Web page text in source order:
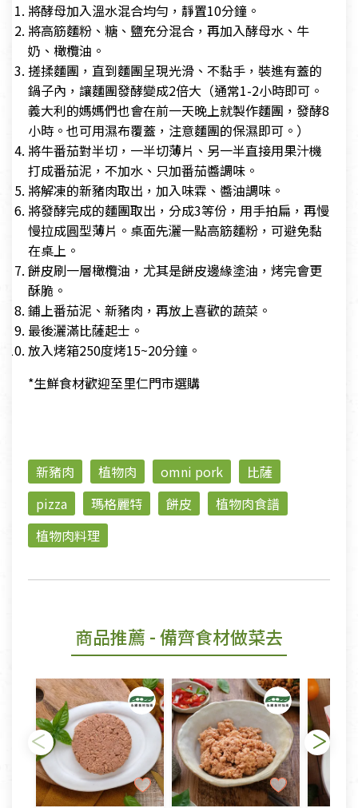
將酵母加入溫水混合均勻，靜置10分鐘。
將高筋麵粉、糖、鹽充分混合，再加入酵母水、牛
奶、橄欖油。
搓揉麵團，直到麵團呈現光滑、不黏手，裝進有蓋的
鍋子內，讓麵團發酵變成2倍大（通常1-2小時即可。
義大利的媽媽們也會在前一天晚上就製作麵團，發酵8
小時。也可用濕布覆蓋，注意麵團的保濕即可。）
將牛番茄對半切，一半切薄片、另一半直接用果汁機
打成番茄泥，不加水、只加番茄醬調味。
將解凍的新豬肉取出，加入味霖、醬油調味。
將發酵完成的麵團取出，分成3等份，用手拍扁，再慢
慢拉成圓型薄片。桌面先灑一點高筋麵粉，可避免黏
在桌上。
餅皮刷一層橄欖油，尤其是餅皮邊緣塗油，烤完會更
酥脆。
鋪上番茄泥、新豬肉，再放上喜歡的蔬菜。
最後灑滿比薩起士。
放入烤箱250度烤15~20分鐘。
*生鮮食材歡迎至里仁門市選購
新豬肉 植物肉 omni pork
比薩
pizza
瑪格麗特 餅皮
植物肉食譜
植物肉料理
商品推薦 - 備齊食材做菜去